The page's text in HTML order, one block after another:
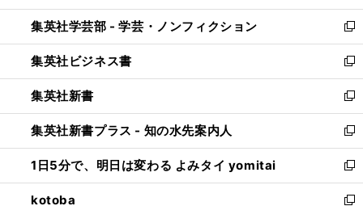
開
く
ウ
で
開
く
ン
ド
ウ
で
開
く
ウ
ィ
ン
ド
ウ
で
開
く
集英社学芸部 - 学芸・ノンフィクション
新
し
い
ウ
ィ
ン
ド
ウ
で
開
く
集英社ビジネス書
新
し
い
ウ
ィ
ン
ド
ウ
で
集英社新書
新
し
い
ウ
ィ
ン
ド
集英社新書プラス - 知の水先案内人
新
し
い
ウ
ィ
1日5分で、明日は変わる よみタイ yomitai
新
し
い
kotoba